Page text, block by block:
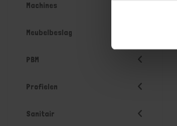
Machines
Meubelbeslag
PBM
Profielen
Sanitair